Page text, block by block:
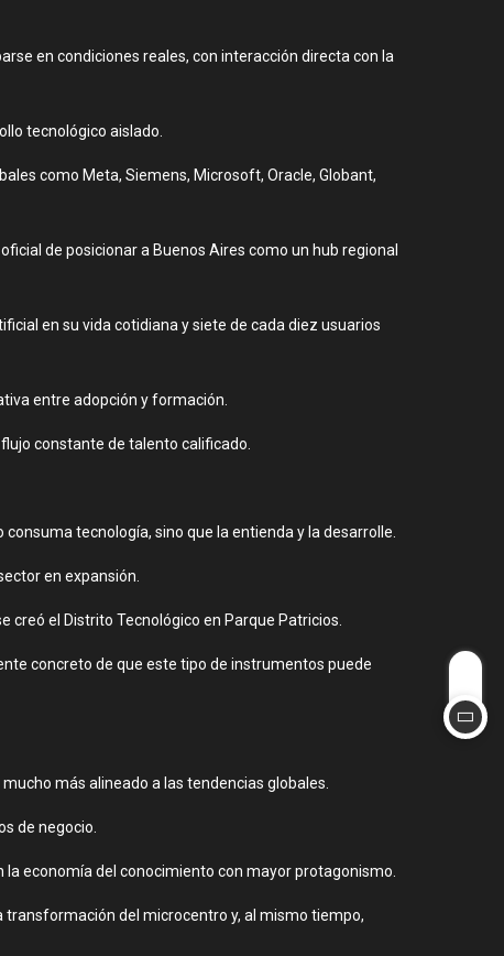
en condiciones reales, con interacción directa con la
tecnológico aislado.
como Meta, Siemens, Microsoft, Oracle, Globant,
de posicionar a Buenos Aires como un hub regional
en su vida cotidiana y siete de cada diez usuarios
entre adopción y formación.
constante de talento calificado.
tecnología, sino que la entienda y la desarrolle.
en expansión.
el Distrito Tecnológico en Parque Patricios.
concreto de que este tipo de instrumentos puede
más alineado a las tendencias globales.
de negocio.
economía del conocimiento con mayor protagonismo.
del microcentro y, al mismo tiempo,